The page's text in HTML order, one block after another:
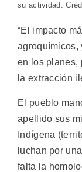
su actividad.
“El impacto
agroquímicos,
en los planes,
la extracción
El pueblo
apellido sus
Indígena
luchan por
falta la